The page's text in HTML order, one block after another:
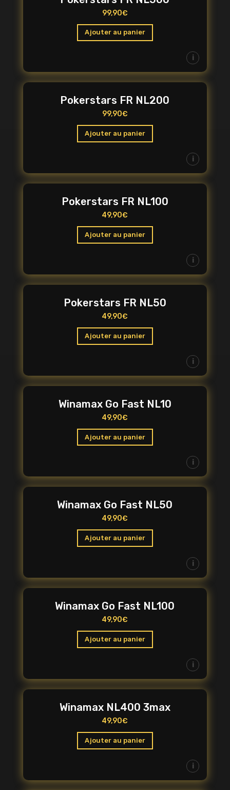
99,90€
Ajouter au panier
i
Pokerstars FR NL200
99,90€
Ajouter au panier
i
Pokerstars FR NL100
49,90€
Ajouter au panier
i
Pokerstars FR NL50
49,90€
Ajouter au panier
i
Winamax Go Fast NL10
49,90€
Ajouter au panier
i
Winamax Go Fast NL50
49,90€
Ajouter au panier
i
Winamax Go Fast NL100
49,90€
Ajouter au panier
i
Winamax NL400 3max
49,90€
Ajouter au panier
i